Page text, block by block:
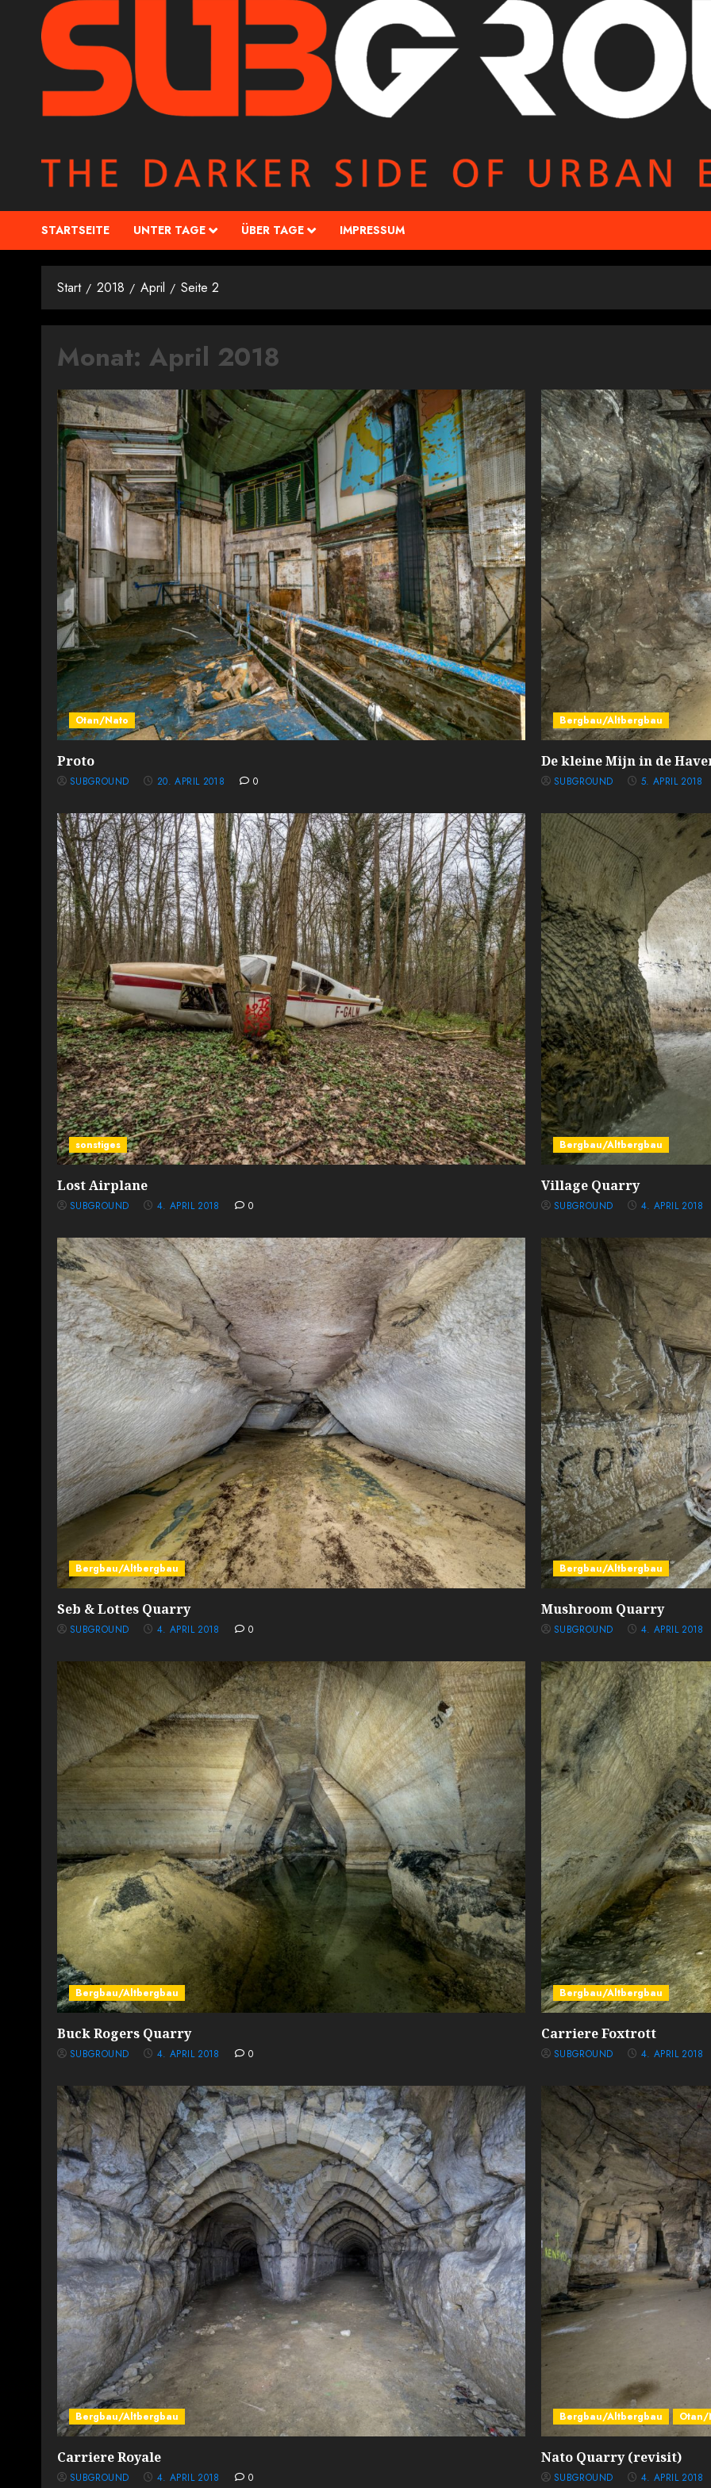
STARTSEITE UNTER TAGE ÜBER TAGE IMPRESSUM
Start 2018 April Seite 2
Monat: April 2018
Otan/Nato
Proto
SUBGROUND 20. APRIL 2018 0
Bergbau/Altbergbau
De kleine Mijn in de
SUBGROUND 5. APRIL 2018
sonstiges
Lost Airplane
SUBGROUND 4. APRIL 2018 0
Bergbau/Altbergbau
Village Quarry
SUBGROUND 4. APRIL 2018
Bergbau/Altbergbau
Seb & Lottes Quarry
SUBGROUND 4. APRIL 2018 0
Bergbau/Altbergbau
Mushroom Quarry
SUBGROUND 4. APRIL 2018
Bergbau/Altbergbau
Buck Rogers Quarry
SUBGROUND 4. APRIL 2018 0
Bergbau/Altbergbau
Carriere Foxtrott
SUBGROUND 4. APRIL 2018
Bergbau/Altbergbau
Carriere Royale
SUBGROUND 4. APRIL 2018 0
Bergbau/Altbergbau Otan/
Nato Quarry (revisit)
SUBGROUND 4. APRIL 2018